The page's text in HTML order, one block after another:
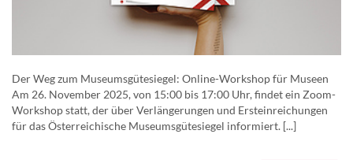
Der Weg zum Museumsgütesiegel: Online-Workshop für Museen
Am 26. November 2025, von 15:00 bis 17:00 Uhr, findet ein Zoom-
Workshop statt, der über Verlängerungen und Ersteinreichungen
für das Österreichische Museumsgütesiegel informiert. [...]